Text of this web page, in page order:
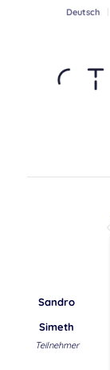
Deutsch
Sandro
Simeth
Teilnehmer